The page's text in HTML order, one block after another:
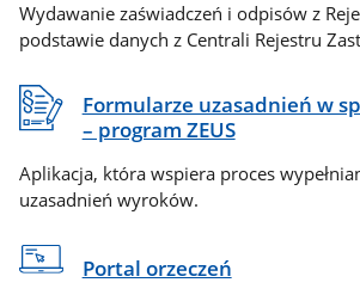
Wydawanie zaświadczeń i odpisów z
podstawie danych z Centrali Rejestru
Formularze uzasadnień w
– program ZEUS
Aplikacja, która wspiera proces
uzasadnień wyroków.
Portal orzeczeń